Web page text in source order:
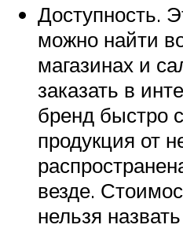
Доступность.
можно найти
магазинах и
заказать в
бренд быстро
продукция от
везде.
нельзя